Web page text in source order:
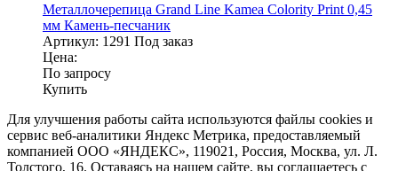
Металлочерепица Grand Line Kamea Colority Print 0,45
мм Камень-песчаник
Артикул: 1291 Под заказ
Цена:
По запросу
Купить
Для улучшения работы сайта используются файлы cookies и
сервис веб-аналитики Яндекс Метрика, предоставляемый
компанией ООО «ЯНДЕКС», 119021, Россия, Москва, ул. Л.
Толстого, 16. Оставаясь на нашем сайте, вы соглашаетесь с